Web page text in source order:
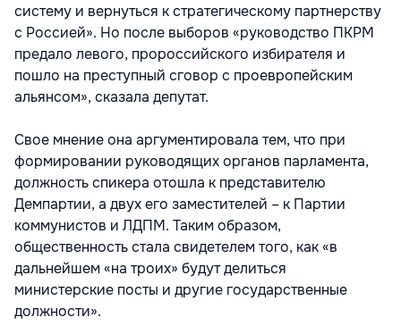
систему и вернуться к стратегическому партнерству
с Россией». Но после выборов «руководство ПКРМ
предало левого, пророссийского избирателя и
пошло на преступный сговор с проевропейским
альянсом», сказала депутат.
Свое мнение она аргументировала тем, что при
формировании руководящих органов парламента,
должность спикера отошла к представителю
Демпартии, а двух его заместителей – к Партии
коммунистов и ЛДПМ. Таким образом,
общественность стала свидетелем того, как «в
дальнейшем «на троих» будут делиться
министерские посты и другие государственные
должности».